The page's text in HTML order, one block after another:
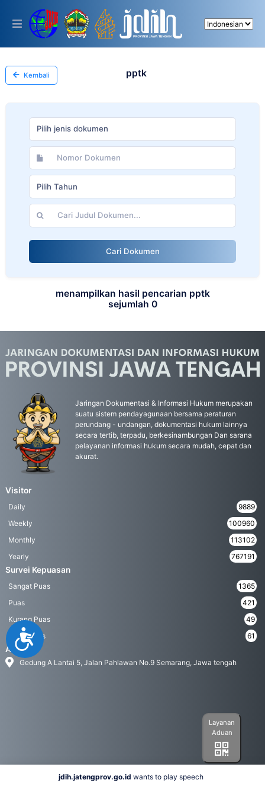
This
includes
accessibility
system.
Accessibility
Kembali pptk
Pilih jenis dokumen
Pilih Tahun
Cari Dokumen
menampilkan hasil pencarian pptk
sejumlah 0
Jaringan Dokumentasi & Informasi Hukum merupakan
suatu sistem pendayagunaan bersama peraturan
perundang - undangan, dokumentasi hukum lainnya
secara tertib, terpadu, berkesinambungan Dan sarana
pelayanan informasi hukum secara mudah, cepat dan
akurat.
Visitor
Daily
9889
Weekly
100960
Monthly
113102
Yearly
767191
Survei Kepuasan
Sangat Puas
1365
Puas
421
Kurang Puas
49
Tidak Puas
61
Address
Gedung A Lantai 5, Jalan Pahlawan No.9 Semarang, Jawa tengah
Layanan
Aduan
jdih.jatengprov.go.id wants to play speech